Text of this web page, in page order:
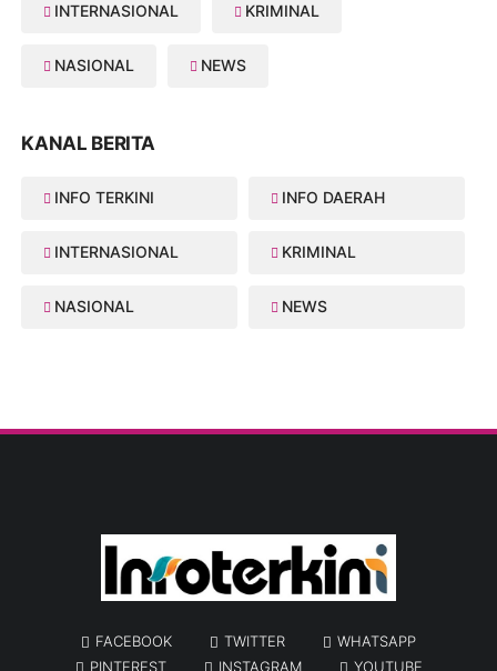
INTERNASIONAL KRIMINAL
NASIONAL NEWS
KANAL BERITA
INFO TERKINI INFO DAERAH
INTERNASIONAL KRIMINAL
NASIONAL NEWS
FACEBOOK TWITTER
WHATSAPP
PINTEREST
INSTAGRAM YOUTUBE